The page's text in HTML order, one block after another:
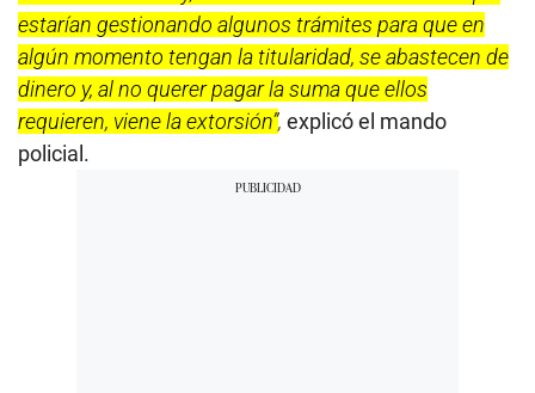
estarían gestionando algunos trámites para que en
algún momento tengan la titularidad, se abastecen de
dinero y, al no querer pagar la suma que ellos
requieren, viene la extorsión”, explicó el mando
policial.